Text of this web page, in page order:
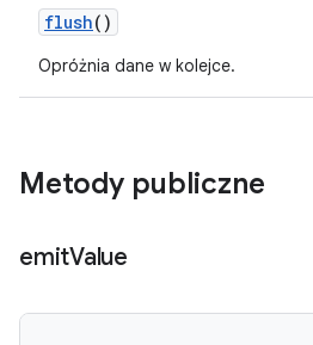
flush()
Opróżnia dane w kolejce.
Metody publiczne
emitValue